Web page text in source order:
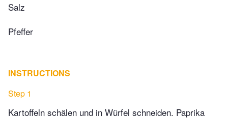
Salz
Pfeffer
INSTRUCTIONS
Step 1
Kartoffeln schälen und in Würfel schneiden. Paprika